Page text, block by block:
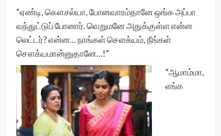
“ஏண்டி, கௌசல்யா, போனவாரம்தானே ஒங்க அப்பா
வந்துட்டுப் போனார். வெறுமனே அதுக்குள்ள என்ன
லெட்டர்? என்ன… நாங்கள் சௌக்யம், நீங்கள்
சௌக்யமான்னுதானே…!”
“ஆமாம்மா,
எங்க